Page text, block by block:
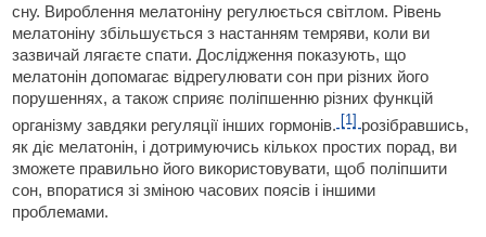
сну. Вироблення мелатоніну регулюється світлом. Рівень
мелатоніну збільшується з настанням темряви, коли ви
зазвичай лягаєте спати. Дослідження показують, що
мелатонін допомагає відрегулювати сон при різних його
порушеннях, а також сприяє поліпшенню різних функцій
організму завдяки регуляції інших гормонів. [1] розібравшись,
як діє мелатонін, і дотримуючись кількох простих порад, ви
зможете правильно його використовувати, щоб поліпшити
сон, впоратися зі зміною часових поясів і іншими
проблемами.